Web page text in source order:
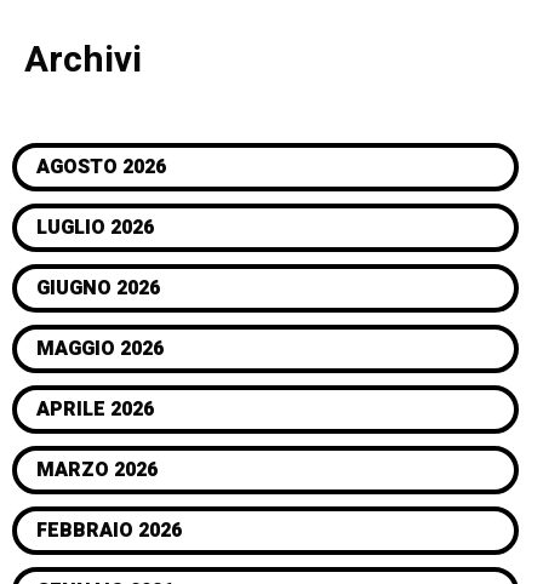
Archivi
AGOSTO 2026
LUGLIO 2026
GIUGNO 2026
MAGGIO 2026
APRILE 2026
MARZO 2026
FEBBRAIO 2026